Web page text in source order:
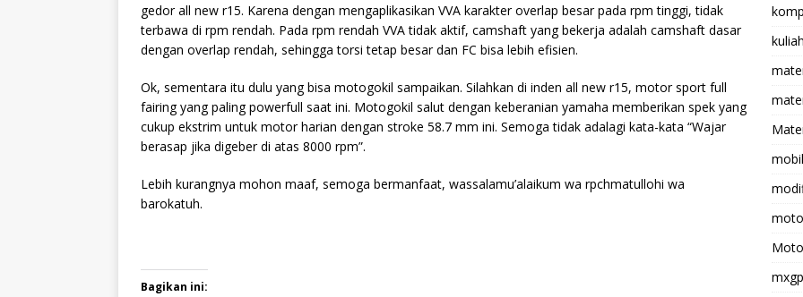
gedor all new r15. Karena dengan mengaplikasikan VVA karakter overlap besar pada rpm tinggi, tidak
terbawa di rpm rendah. Pada rpm rendah VVA tidak aktif, camshaft yang bekerja adalah camshaft dasar
dengan overlap rendah, sehingga torsi tetap besar dan FC bisa lebih efisien.
Ok, sementara itu dulu yang bisa motogokil sampaikan. Silahkan di inden all new r15, motor sport full
fairing yang paling powerfull saat ini. Motogokil salut dengan keberanian yamaha memberikan spek yang
cukup ekstrim untuk motor harian dengan stroke 58.7 mm ini. Semoga tidak adalagi kata-kata “Wajar
berasap jika digeber di atas 8000 rpm”.
Lebih kurangnya mohon maaf, semoga bermanfaat, wassalamu’alaikum wa rpchmatullohi wa
barokatuh.
Bagikan ini:
mobil
mxgp